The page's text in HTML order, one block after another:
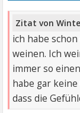
Zitat von
ich habe
weinen. Ich
immer so
habe gar keine
dass die